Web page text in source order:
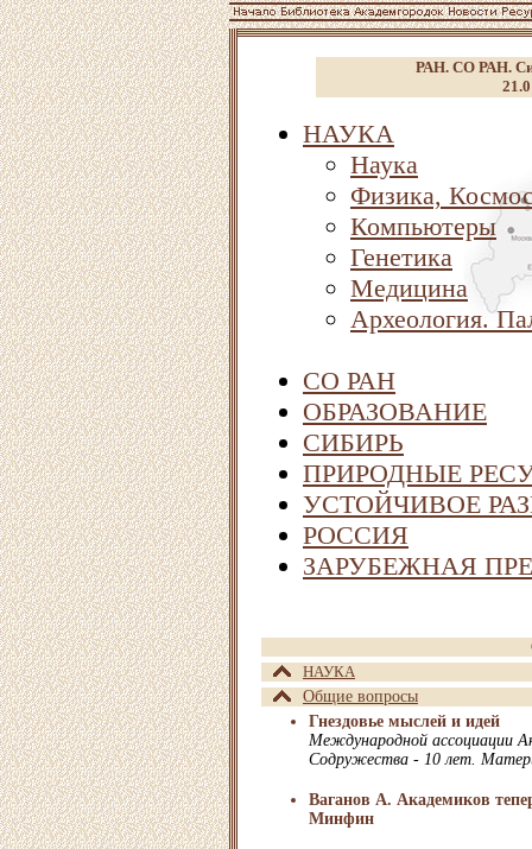
РАН. СО РАН.
НАУКА
Наука
Физика,
Компьютеры
Генетика
Медицина
Археология.
СО РАН
ОБРАЗОВАНИЕ
СИБИРЬ
ПРИРОДНЫЕ
УСТОЙЧИВОЕ
РОССИЯ
ЗАРУБЕЖНАЯ
НАУКА
Общие вопросы
Гнездовье мыслей и идей
Международной ассоциации
Содружества - 10 лет.
Ваганов А. Академиков
Минфин